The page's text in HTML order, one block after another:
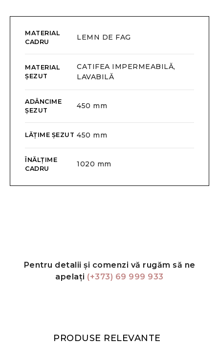
MATERIAL
CADRU
LEMN DE FAG
MATERIAL
ȘEZUT
CATIFEA IMPERMEABILĂ,
LAVABILĂ
ADÂNCIME
ȘEZUT
450 mm
LĂȚIME ȘEZUT 450 mm
ÎNĂLȚIME
CADRU
1020 mm
Pentru detalii și comenzi vă rugăm să ne
apelați (+373) 69 999 933
PRODUSE RELEVANTE